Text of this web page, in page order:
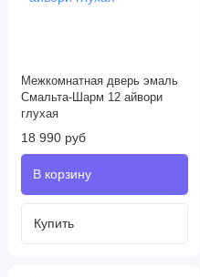
Межкомнатная дверь эмаль
Смальта-Шарм 12 айвори
глухая
18 990 руб